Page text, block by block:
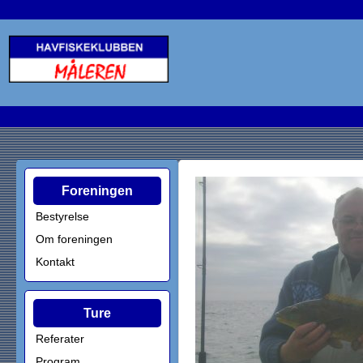
Foreningen
Bestyrelse
Om foreningen
Kontakt
Ture
Referater